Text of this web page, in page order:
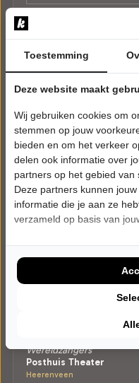
VRIJDAG 18 DECEMBER
Syb van der Ploeg
Wereldzangers
Posthuis Theater
Heerenveen
Toestemming
Deze website maakt
Wij gebruiken cookies om
stemmen op jouw
bieden en om het verkeer
delen ook informatie over
partners op het gebied van
Deze partners kunnen
informatie die je aan ze
verzameld op basis van